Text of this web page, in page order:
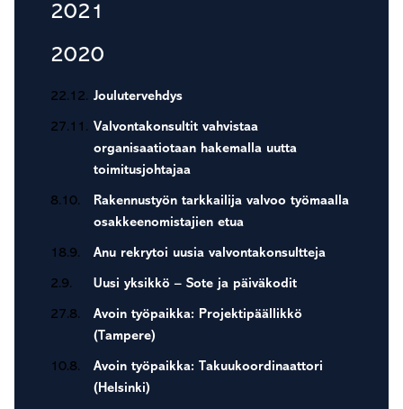
2021
2020
22.12. Joulutervehdys
27.11. Valvontakonsultit vahvistaa
organisaatiotaan hakemalla uutta
toimitusjohtajaa
8.10.
Rakennustyön tarkkailija valvoo työmaalla
osakkeenomistajien etua
18.9. Anu rekrytoi uusia valvontakonsultteja
2.9. Uusi yksikkö – Sote ja päiväkodit
27.8.
Avoin työpaikka: Projektipäällikkö
(Tampere)
10.8.
Avoin työpaikka: Takuukoordinaattori
(Helsinki)